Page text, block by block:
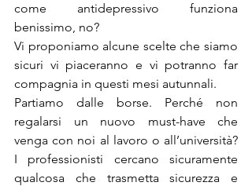
come antidepressivo funziona
benissimo, no?
Vi proponiamo alcune scelte che siamo
sicuri vi piaceranno e vi potranno far
compagnia in questi mesi autunnali.
Partiamo dalle borse. Perché non
regalarsi un nuovo must-have che
venga con noi al lavoro o all’università?
I professionisti cercano sicuramente
qualcosa che trasmetta sicurezza e